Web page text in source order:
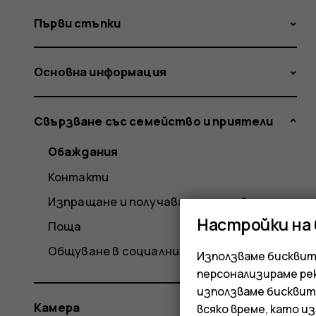
Първи стъпки
Основна информация
Свързване със семейство и приятели
Обаждания
Контакти
Изпращане и получаване на съобщения
Поща
Общуване в социални медии
Камера
Настройки
Използваме
персонализираме
използваме
всяко време, като